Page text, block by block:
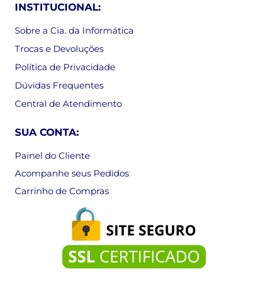
INSTITUCIONAL:
Sobre a Cia. da Informática
Trocas e Devoluções
Política de Privacidade
Dúvidas Frequentes
Central de Atendimento
SUA CONTA:
Painel do Cliente
Acompanhe seus Pedidos
Carrinho de Compras